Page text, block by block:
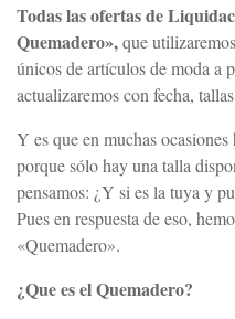
Todas las ofertas de
Quemadero»,que
únicos de artículos de moda a
actualizaremos con fecha,
Y es que en muchas
porque sólo hay una talla
pensamos: ¿Y si es la tuya y
Pues en respuesta de eso,
«Quemadero».
¿Que es el Quemadero?